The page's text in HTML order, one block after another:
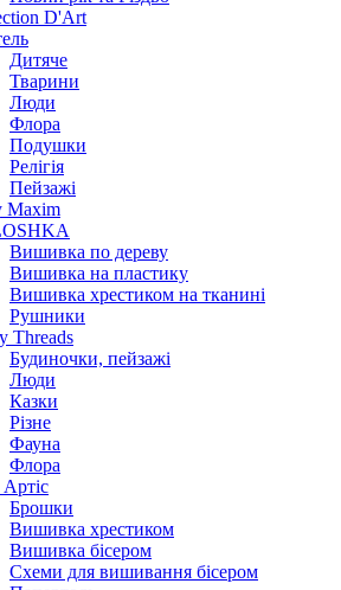
D'Art
Дитяче
Тварини
Люди
Флора
Подушки
Релігія
Пейзажі
Maxim
Вишивка по дереву
Вишивка на пластику
Вишивка хрестиком на тканині
Рушники
Threads
Будиночки, пейзажі
Люди
Казки
Різне
Фауна
Флора
Брошки
Вишивка хрестиком
Вишивка бісером
Схеми для вишивання бісером